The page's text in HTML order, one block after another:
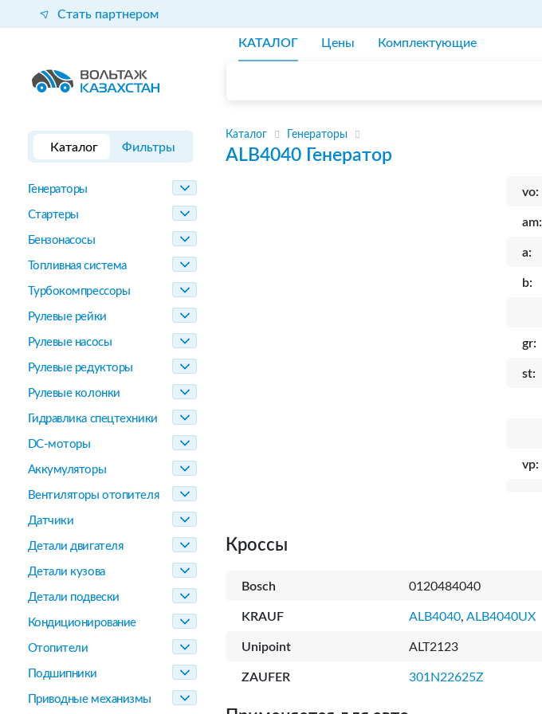
Стать партнером
КАТАЛОГ Цены Комплектующие
Каталог Фильтры
Генераторы
Стартеры
Бензонасосы
Топливная система
Турбокомпрессоры
Рулевые рейки
Рулевые насосы
Рулевые редукторы
Рулевые колонки
Гидравлика спецтехники
DC-моторы
Аккумуляторы
Вентиляторы отопителя
Датчики
Детали двигателя
Детали кузова
Детали подвески
Кондиционирование
Отопители
Подшипники
Приводные механизмы
Каталог Генераторы
ALB4040 Генератор
vo:
am:
a:
b:
gr:
st:
vp:
Кроссы
Bosch 0120484040
KRAUF ALB4040, ALB4040UX
Unipoint ALT2123
ZAUFER 301N22625Z